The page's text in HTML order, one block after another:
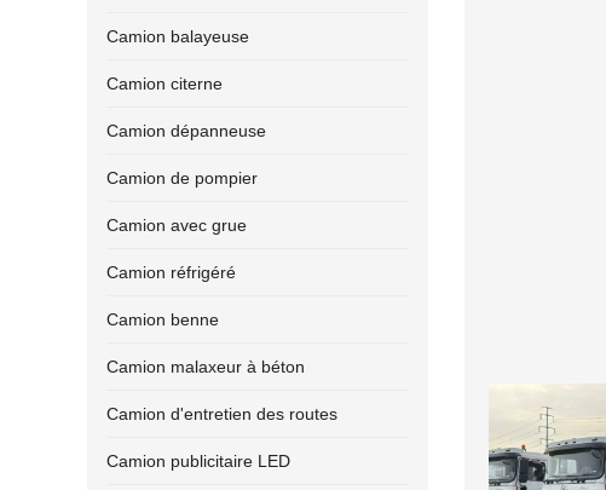
Camion balayeuse
Camion citerne
Camion dépanneuse
Camion de pompier
Camion avec grue
Camion réfrigéré
Camion benne
Camion malaxeur à béton
Camion d'entretien des routes
Camion publicitaire LED